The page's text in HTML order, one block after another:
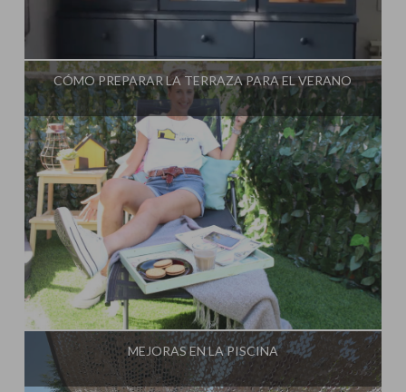
Influencer:Steffido
CÓMO PREPARAR LA TERRAZA PARA EL VERANO
Influencer:Steffido
MEJORAS EN LA PISCINA